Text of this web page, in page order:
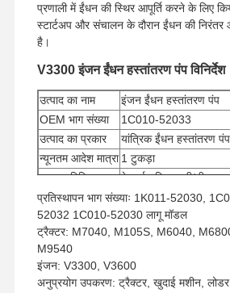
प्रणाली में ईंधन की स्थिर आपूर्ति करने के लिए
स्टार्टअप और संचालन के दौरान ईंधन की निरंतर
है।
V3300 इंजन ईंधन हस्तांतरण पंप विनिर्देश
उत्पाद का नाम
इंजन ईंधन हस्तांतरण पंप
OEM भाग संख्या
1C010-52033
उत्पाद का प्रकार
यांत्रिक ईंधन हस्तांतरण पंप
न्यूनतम आदेश मात्रा 1 टुकड़ा
भुगतान विधि
वेस्टर्न यूनियन, टी/टी
शिपिंग विधि
यूपीएस/डीएचएल/ईएमएस/
प्रतिस्थापन भाग संख्याः 1K011-52030,
52032 1C010-52030 लागू मॉडल
ट्रैक्टर: M7040, M105S, M6040,
M9540
इंजन: V3300, V3600
अनुप्रयोग उपकरण: ट्रैक्टर, खुदाई मशीन,